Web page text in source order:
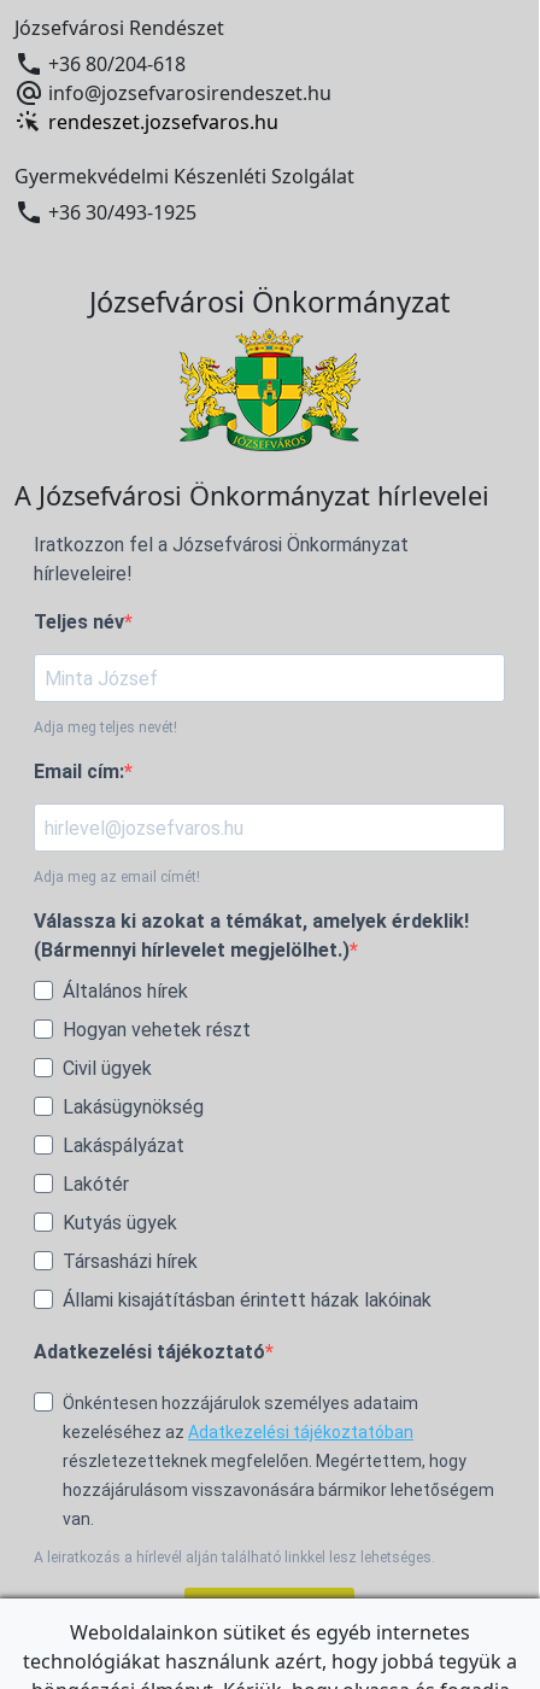
Józsefvárosi Rendészet
 +36 80/204-618
 info@jozsefvarosirendeszet.hu
rendeszet.jozsefvaros.hu
Gyermekvédelmi Készenléti Szolgálat
 +36 30/493-1925
Józsefvárosi Önkormányzat
A Józsefvárosi Önkormányzat hírlevelei
Iratkozzon fel a Józsefvárosi Önkormányzat
hírleveleire!
Teljes név
Adja meg teljes nevét!
Email cím:
Adja meg az email címét!
Válassza ki azokat a témákat, amelyek érdeklik!
(Bármennyi hírlevelet megjelölhet.)
Általános hírek
Hogyan vehetek részt
Civil ügyek
Lakásügynökség
Lakáspályázat
Lakótér
Kutyás ügyek
Társasházi hírek
Állami kisajátításban érintett házak lakóinak
Adatkezelési tájékoztató
Önkéntesen hozzájárulok személyes adataim
kezeléséhez az Adatkezelési tájékoztatóban
részletezetteknek megfelelően. Megértettem, hogy
hozzájárulásom visszavonására bármikor lehetőségem
van.
A leiratkozás a hírlevél alján található linkkel lesz lehetséges.
For the English Newsletter, clickHERE.
Weboldalainkon sütiket és egyéb internetes
technológiákat használunk azért, hogy jobbá tegyük a